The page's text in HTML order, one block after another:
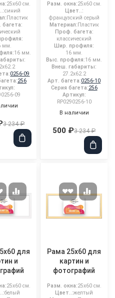
25x60 см.
синий
Пластик
мм.
16 мм.
0256-09
256
09
3 234 ₽
Разм. окна:25x60 см.
Цвет..:
французский серый
Материал: Пластик
Проф. багета:
классический
Шир. профиля:
16 мм.
Выс. профиля:16 мм.
Внеш. габариты:
27.2x62.2
Арт. багета:0256-10
Серия багета:256
Артикул:
RP0290256-10
В наличии
500 ₽3 234 ₽
для
и
25x60 см.
белый
Рама 25x60 для
картин и
фотографий
Разм. окна:25x60 см.
Цвет..:желтый